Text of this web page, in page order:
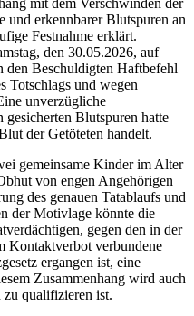
und erkennbarer Blutspuren an
Festnahme erklärt.
den 30.05.2026, auf
den Beschuldigten Haftbefehl
Totschlags und wegen
unverzügliche
gesicherten Blutspuren hatte
der Getöteten handelt.
gemeinsame Kinder im Alter
von engen Angehörigen
des genauen Tatablaufs und
der Motivlage könnte die
gegen den in der
Kontaktverbot verbundene
ergangen ist, eine
Zusammenhang wird auch
qualifizieren ist.